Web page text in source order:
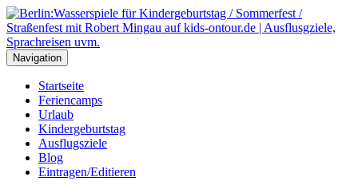
Navigation
Startseite
Feriencamps
Urlaub
Kindergeburtstag
Ausflugsziele
Blog
Eintragen/Editieren